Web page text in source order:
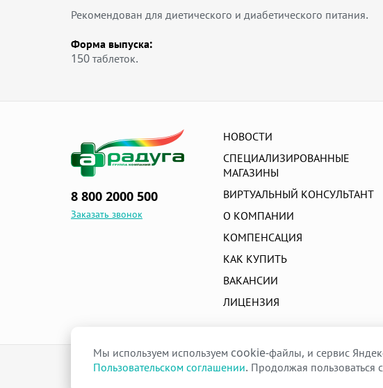
Рекомендован для диетического и диабетического питания.
Форма выпуска:
150 таблеток.
8 800 2000 500
Заказать звонок
НОВОСТИ
СПЕЦИАЛИЗИРОВАННЫЕ
МАГАЗИНЫ
ВИРТУАЛЬНЫЙ КОНСУЛЬТАНТ
О КОМПАНИИ
КОМПЕНСАЦИЯ
КАК КУПИТЬ
ВАКАНСИИ
ЛИЦЕНЗИЯ
raduga-ural.ru ©
Группа компаний Радуга
Мы используем используем cookie-файлы, и сервис
Пользовательском соглашении. Продолжая пользоваться